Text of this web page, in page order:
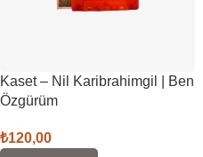
Kaset – Nil Karibrahimgil | Ben
Özgürüm
₺120,00